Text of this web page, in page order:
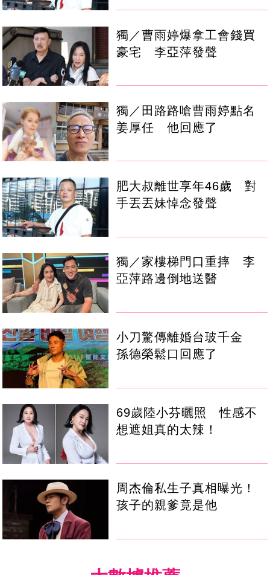
獨／曹雨婷爆拿工會錢買
豪宅 李亞萍發聲
獨／田路路嗆曹雨婷點名
姜厚任 他回應了
肥大叔離世享年46歲 對
手丟丟妹悼念發聲
獨／家樓梯門口重摔 李
亞萍路邊倒地送醫
小刀驚傳離婚台玻千金
孫德榮鬆口回應了
69歲陸小芬曬照 性感不
想遮姐真的太辣！
周杰倫私生子真相曝光！
孩子的親爹竟是他